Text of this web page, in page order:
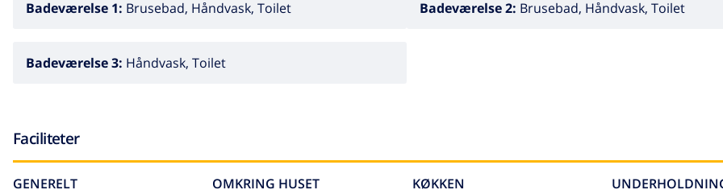
Badeværelse 1: Brusebad, Håndvask, Toilet Badeværelse 2: Brusebad, Håndvask, Toilet
Badeværelse 3: Håndvask, Toilet
Faciliteter
GENERELT OMKRING HUSET KØKKEN